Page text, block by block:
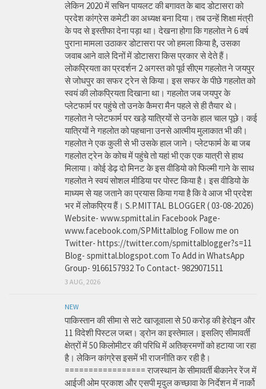
लेकिन 2020 में सचिन पायलट की बगावत के बाद डोटासरा को
प्रदेश कांग्रेस कमेटी का अध्यक्ष बना दिया। तब उन्हें शिक्षा मंत्री
के पद से इस्तीफा देना पड़ा था। देखना होगा कि गहलोत ने 6 वर्ष
पुराना मामला उठाकर डोटासरा पर जो हमला किया है, उसका
जवाब आने वाले दिनों में डोटासरा किस प्रकार से देते हैं।
लोकप्रियता का प्रदर्शन 2 अगस्त को पूर्व सीएम गहलोत ने जयपुर
से जोधपुर का सफर ट्रेन से किया। इस सफर के पीछे गहलोत को
स्वयं की लोकप्रियता दिखाना था। गहलोत जब जयपुर के
प्लेटफार्म पर पहुंचे तो उनके कैमरा मैन पहले से ही तैयार थे।
गहलोत ने प्लेटफार्म पर खड़े यात्रियों से उनके हाल चाल पूछे। कई
यात्रियों ने गहलोत को पहचाना उनसे आत्मीय मुलाकात भी की।
गहलोत ने एक कुली से भी उसके हाल जाने। प्लेटफार्म के बा जब
गहलोत ट्रेन के कोच में पहुंचे तो यहां भी एक एक यात्री से हाथ
मिलाया। कोई डेढ़ दो मिनट के इस वीडियो को फिल्मी गाने के साथ
गहलोत ने स्वयं सोशल मीडिया पर पोस्ट किया है। इस वीडियो के
माध्यम से यह जताने का प्रयास किया गया है कि वे आज भी प्रदेश
भर में लोकप्रिय हैं। S.P.MITTAL BLOGGER ( 03-08-2026)
Website- www.spmittal.in Facebook Page-
www.facebook.com/SPMittalblog Follow me on
Twitter- https://twitter.com/spmittalblogger?s=11
Blog- spmittal.blogspot.com To Add in WhatsApp
Group- 9166157932 To Contact- 9829071511
3 AUG, 2026
NEW
पाकिस्तान की सीमा से सटे खाजूवाला से 50 करोड़ की हेरोइन और
11 विदेशी पिस्टल जब्त। ड्रोन का इस्तेमाल। इसलिए सीमावर्ती
क्षेत्रों में 50 किलोमीटर की परिधि में अतिक्रमणों को हटाया जा रहा
है। लेकिन कांग्रेस इसमें भी राजनीति कर रही है।
================= राजस्थान के सीमावर्ती बीकानेर रेंज में
आईजी ओम प्रकाश और एसपी मृदुल कच्छावा के निर्देशन में नार्को